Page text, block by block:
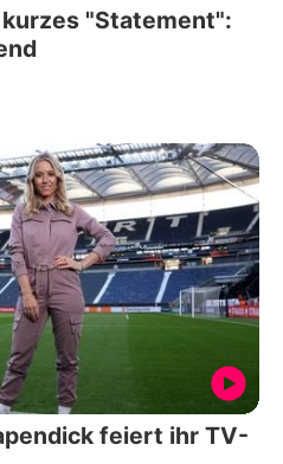
"Statement":
feiert ihr TV-